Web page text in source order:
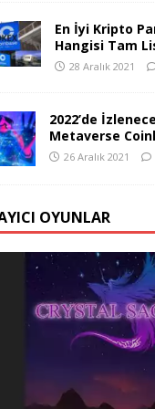
En İyi Kripto
Hangisi Tam
28 Aralık 2021
2022’de
Metaverse
26 Aralık 2021
OYUNLAR